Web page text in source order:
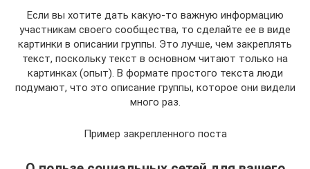
Если вы хотите дать какую-то важную информацию
участникам своего сообщества, то сделайте ее в виде
картинки в описании группы. Это лучше, чем закреплять
текст, поскольку текст в основном читают только на
картинках (опыт). В формате простого текста люди
подумают, что это описание группы, которое они видели
много раз.
Пример закрепленного поста